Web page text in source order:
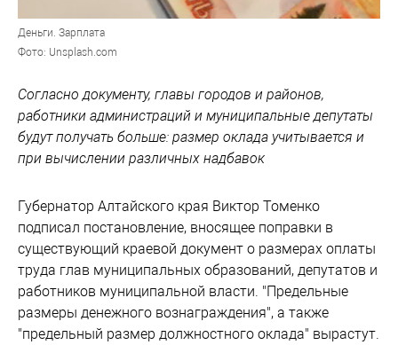
Деньги. Зарплата
Фото: Unsplash.com
Согласно документу, главы городов и районов,
работники администраций и муниципальные депутаты
будут получать больше: размер оклада учитывается и
при вычислении различных надбавок
Губернатор Алтайского края Виктор Томенко
подписал постановление, вносящее поправки в
существующий краевой документ о размерах оплаты
труда глав муниципальных образований, депутатов и
работников муниципальной власти. "Предельные
размеры денежного вознаграждения", а также
"предельный размер должностного оклада" вырастут.